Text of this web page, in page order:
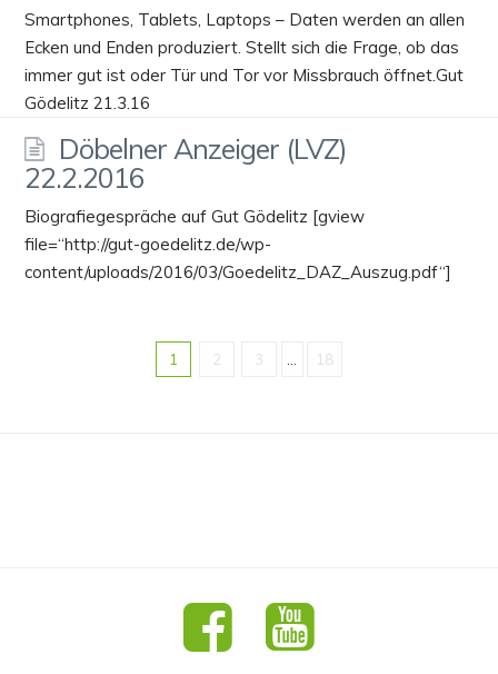
Smartphones, Tablets, Laptops – Daten werden an allen
Ecken und Enden produziert. Stellt sich die Frage, ob das
immer gut ist oder Tür und Tor vor Missbrauch öffnet.Gut
Gödelitz 21.3.16
Döbelner Anzeiger (LVZ)
22.2.2016
Biografiegespräche auf Gut Gödelitz [gview
file=“http://gut-goedelitz.de/wp-
content/uploads/2016/03/Goedelitz_DAZ_Auszug.pdf“]
1 2 3 ... 18